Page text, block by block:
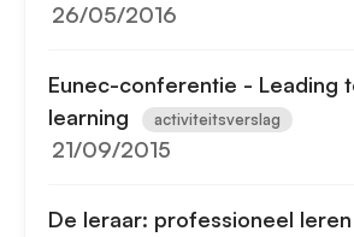
26/05/2016
Eunec-conferentie - Leading
learning
activiteitsverslag
21/09/2015
De leraar: professioneel